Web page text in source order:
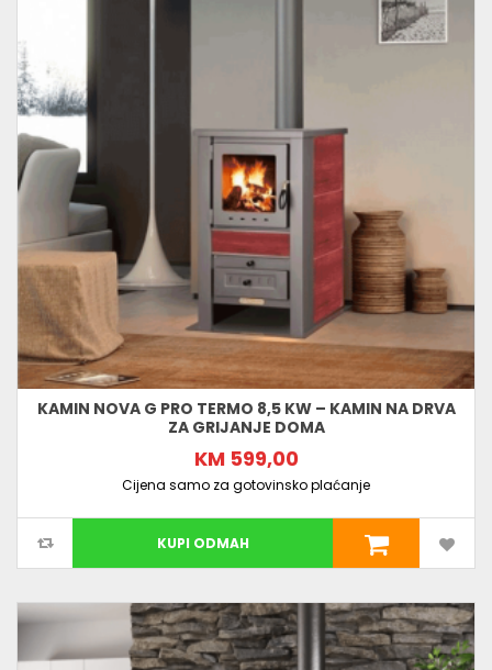
KAMIN NOVA G PRO TERMO 8,5 KW – KAMIN NA DRVA
ZA GRIJANJE DOMA
KM 599,00
Cijena samo za gotovinsko plaćanje
KUPI ODMAH